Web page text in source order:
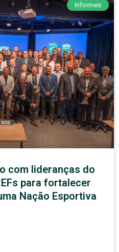
Informes
com lideranças do
para fortalecer
Nação Esportiva